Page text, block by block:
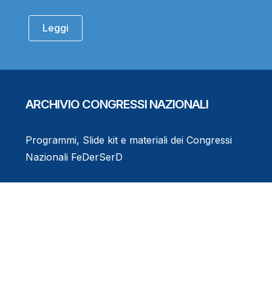
Leggi
ARCHIVIO CONGRESSI NAZIONALI
Programmi, Slide kit e materiali dei Congressi
Nazionali FeDerSerD